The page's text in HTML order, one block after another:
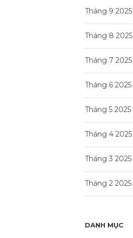
Tháng 9 2025
Tháng 8 2025
Tháng 7 2025
Tháng 6 2025
Tháng 5 2025
Tháng 4 2025
Tháng 3 2025
Tháng 2 2025
DANH MỤC